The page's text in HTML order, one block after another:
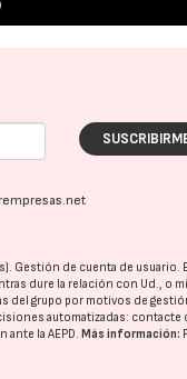
Gestión de cuenta de usuario.
dure la relación con Ud., o
del grupo por motivos de
automatizadas: contacte
ante laAEPD.Más información: